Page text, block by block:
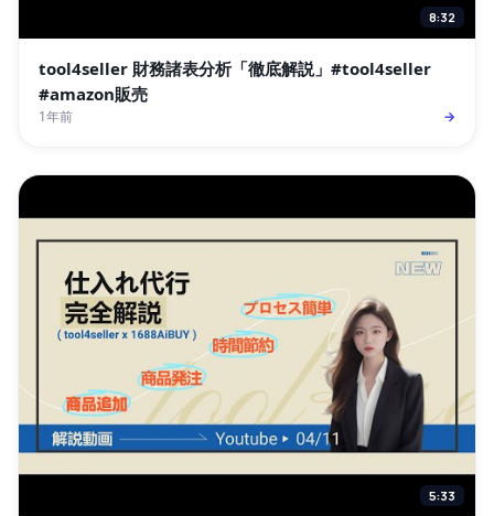
8:32
tool4seller 財務諸表分析「徹底解説」#tool4seller
#amazon販売
1年前 →
5:33